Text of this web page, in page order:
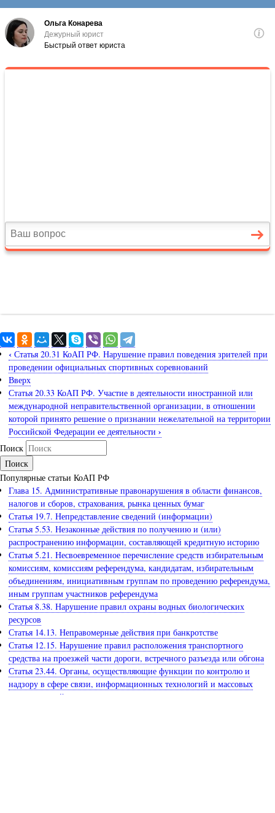
‹ Статья 20.31 КоАП РФ. Нарушение правил поведения зрителей при
проведении официальных спортивных соревнований
Вверх
Статья 20.33 КоАП РФ. Участие в деятельности иностранной или
международной неправительственной организации, в отношении
которой принято решение о признании нежелательной на территории
Российской Федерации ее деятельности ›
Поиск
Популярные статьи КоАП РФ
Глава 15. Административные правонарушения в области финансов,
налогов и сборов, страхования, рынка ценных бумаг
Статья 19.7. Непредставление сведений (информации)
Статья 5.53. Незаконные действия по получению и (или)
распространению информации, составляющей кредитную историю
Статья 5.21. Несвоевременное перечисление средств избирательным
комиссиям, комиссиям референдума, кандидатам, избирательным
объединениям, инициативным группам по проведению референдума,
иным группам участников референдума
Статья 8.38. Нарушение правил охраны водных биологических
ресурсов
Статья 14.13. Неправомерные действия при банкротстве
Статья 12.15. Нарушение правил расположения транспортного
средства на проезжей части дороги, встречного разъезда или обгона
Статья 23.44. Органы, осуществляющие функции по контролю и
надзору в сфере связи, информационных технологий и массовых
коммуникаций